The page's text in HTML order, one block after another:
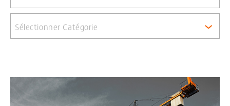
Sélectionner Catégorie